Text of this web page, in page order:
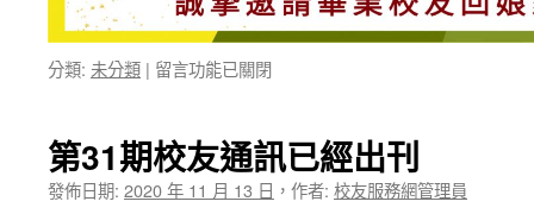
分類: 未分類 | 在
校
友
返
留言功能已關閉
第31期校友通訊已經出刊
發佈日期: 2020 年 11 月 13 日 ， 作者: 校友服務網管理員